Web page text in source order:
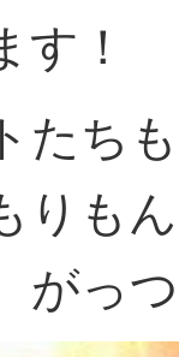
す！
たち
りも
がっ